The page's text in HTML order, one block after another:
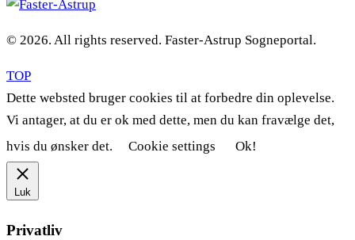
© 2026. All rights reserved. Faster-Astrup Sogneportal.
TOP
Dette websted bruger cookies til at forbedre din oplevelse.
Vi antager, at du er ok med dette, men du kan fravælge det,
hvis du ønsker det.
Cookie settings Ok!
Luk
Privatliv